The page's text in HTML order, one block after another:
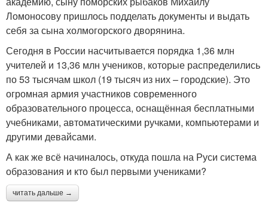
Ломоносову пришлось подделать документы и выдать
себя за сына холмогорского дворянина.
Сегодня в России насчитывается порядка 1,36 млн
учителей и 13,36 млн учеников, которые распределились
по 53 тысячам школ (19 тысяч из них – городские). Это
огромная армия участников современного
образовательного процесса, оснащённая бесплатными
учебниками, автоматическими ручками, компьютерами и
другими девайсами.
А как же всё начиналось, откуда пошла на Руси система
образования и кто был первыми учениками?
читать дальше →